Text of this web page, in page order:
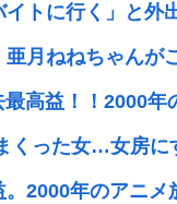
トに行く」と外
亜月ねねちゃんが
最高益！！2000
くった女…女房
2000年のアニメ